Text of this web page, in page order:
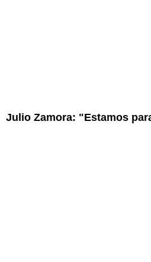
Julio Zamora: "Estamos